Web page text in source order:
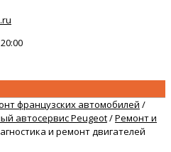
французских автомобилей /
автосервис Peugeot/Ремонт и
и ремонт двигателей